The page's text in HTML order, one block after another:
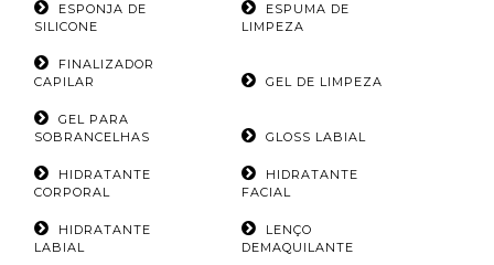
ESPONJA DE
SILICONE
ESPUMA DE
LIMPEZA
FINALIZADOR
CAPILAR
GEL DE LIMPEZA
GEL PARA
SOBRANCELHAS
GLOSS LABIAL
HIDRATANTE
CORPORAL
HIDRATANTE
FACIAL
HIDRATANTE
LABIAL
LENÇO
DEMAQUILANTE